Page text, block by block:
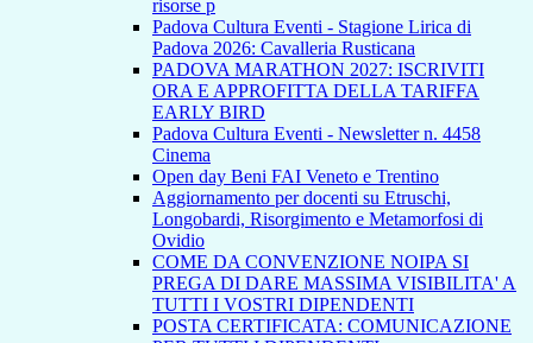
risorse p
Padova Cultura Eventi - Stagione Lirica di
Padova 2026: Cavalleria Rusticana
PADOVA MARATHON 2027: ISCRIVITI
ORA E APPROFITTA DELLA TARIFFA
EARLY BIRD
Padova Cultura Eventi - Newsletter n. 4458
Cinema
Open day Beni FAI Veneto e Trentino
Aggiornamento per docenti su Etruschi,
Longobardi, Risorgimento e Metamorfosi di
Ovidio
COME DA CONVENZIONE NOIPA SI
PREGA DI DARE MASSIMA VISIBILITA' A
TUTTI I VOSTRI DIPENDENTI
POSTA CERTIFICATA: COMUNICAZIONE